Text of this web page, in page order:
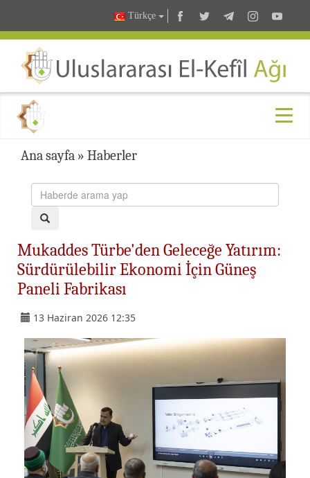
Türkçe
Ana sayfa » Haberler
Mukaddes Türbe'den Geleceğe Yatırım:
Sürdürülebilir Ekonomi İçin Güneş
Paneli Fabrikası
13 Haziran 2026 12:35